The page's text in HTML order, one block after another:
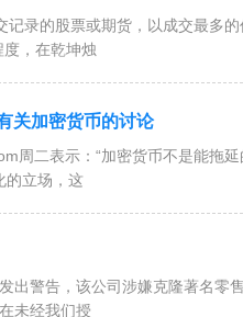
录的股票或期货，以成交最多
，在乾坤烛
关加密货币的讨论
周二表示：“加密货币不是能拖
的立场，这
警告，该公司涉嫌克隆著名零
未经我们授